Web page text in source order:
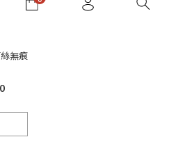
無痕